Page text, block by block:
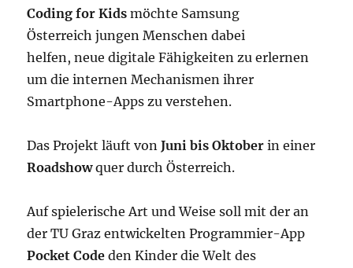
Coding for Kids möchte Samsung
Österreich jungen Menschen dabei
helfen,neue digitale Fähigkeiten zu erlernen
umdie internen Mechanismen ihrer
Smartphone-Apps zu verstehen.
Das Projekt läuft vonJuni bis Oktober in einer
Roadshowquer durch Österreich.
Auf spielerische Art und Weise soll mit der an
der TU Graz entwickelten Programmier-App
Pocket Code den Kinderdie Welt des